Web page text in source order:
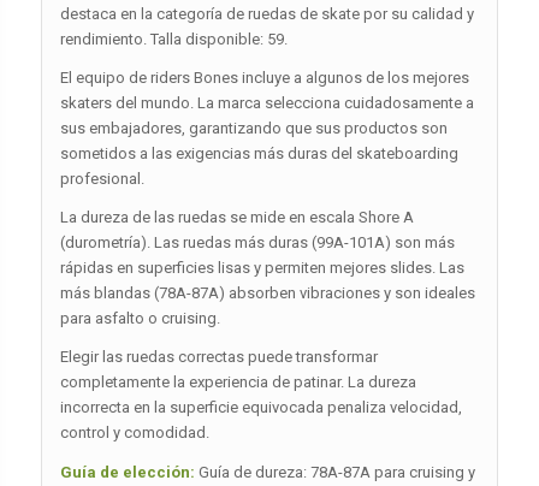
destaca en la categoría de ruedas de skate por su calidad y
rendimiento. Talla disponible: 59.
El equipo de riders Bones incluye a algunos de los mejores
skaters del mundo. La marca selecciona cuidadosamente a
sus embajadores, garantizando que sus productos son
sometidos a las exigencias más duras del skateboarding
profesional.
La dureza de las ruedas se mide en escala Shore A
(durometría). Las ruedas más duras (99A-101A) son más
rápidas en superficies lisas y permiten mejores slides. Las
más blandas (78A-87A) absorben vibraciones y son ideales
para asfalto o cruising.
Elegir las ruedas correctas puede transformar
completamente la experiencia de patinar. La dureza
incorrecta en la superficie equivocada penaliza velocidad,
control y comodidad.
Guía de elección: Guía de dureza: 78A-87A para cruising y